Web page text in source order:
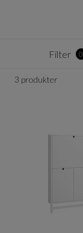
Filter 0
3 produkter